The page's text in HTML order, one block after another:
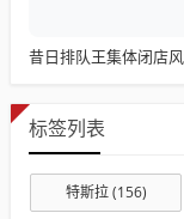
标签列表
特斯拉(156)